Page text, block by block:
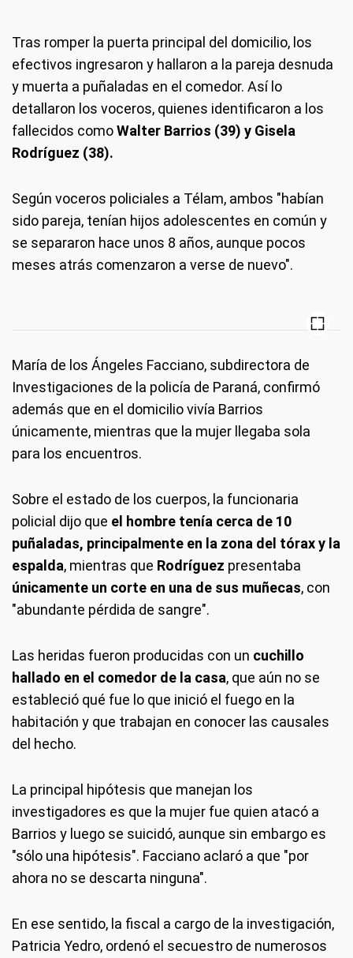
Tras romper la puerta principal del domicilio, los
efectivos ingresaron y hallaron a la pareja desnuda
y muerta a puñaladas en el comedor. Así lo
detallaron los voceros, quienes identificaron a los
fallecidos comoWalter Barrios (39) y Gisela
Rodríguez (38).
Según voceros policiales a Télam, ambos "habían
sido pareja, tenían hijos adolescentes en común y
se separaron hace unos 8 años, aunque pocos
meses atrás comenzaron a verse de nuevo".
María de los Ángeles Facciano, subdirectora de
Investigaciones de la policía de Paraná, confirmó
además que en el domicilio vivía Barrios
únicamente, mientras que la mujer llegaba sola
para los encuentros.
Sobre el estado de los cuerpos, la funcionaria
policial dijo que el hombre tenía cerca de 10
puñaladas, principalmente en la zona del tórax y la
espalda, mientras que Rodríguez presentaba
únicamente un corte en una de sus muñecas, con
"abundante pérdida de sangre".
Las heridas fueron producidas con un cuchillo
hallado en el comedor de la casa, que aún no se
estableció qué fue lo que inició el fuego en la
habitación y que trabajan en conocer las causales
del hecho.
La principal hipótesis que manejan los
investigadores es que la mujer fue quien atacó a
Barrios y luego se suicidó, aunque sin embargo es
"sólo una hipótesis". Facciano aclaró a que "por
ahora no se descarta ninguna".
En ese sentido, la fiscal a cargo de la investigación,
Patricia Yedro, ordenó el secuestro de numerosos